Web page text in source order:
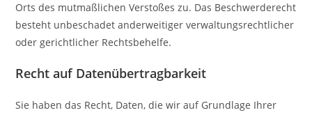
Orts des mutmaßlichen Verstoßes zu. Das Beschwerderecht
besteht unbeschadet anderweitiger verwaltungsrechtlicher
oder gerichtlicher Rechtsbehelfe.
Recht auf Daten­übertrag­barkeit
Sie haben das Recht, Daten, die wir auf Grundlage Ihrer